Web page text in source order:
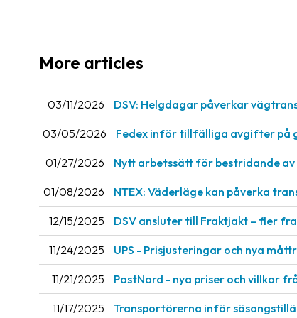
More articles
03/11/2026 DSV: Helgdagar påverkar
03/05/2026 Fedex inför tillfälliga avgifter på
01/27/2026 Nytt arbetssätt för bestridande
01/08/2026 NTEX: Väderläge kan påverka
12/15/2025 DSV ansluter till Fraktjakt – fler
11/24/2025 UPS - Prisjusteringar och nya
11/21/2025 PostNord - nya priser och villkor
11/17/2025 Transportörerna inför